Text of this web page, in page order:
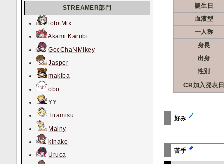
誕生日
血液型
一人称
身長
出身
性別
CR加入発表日
好み
苦手
STREAMER部門
tototMix
Akami Karubi
GocChaNMikey
Jasper
makiba
obo
YY
Tiramisu
Mainy
kinako
Uruca